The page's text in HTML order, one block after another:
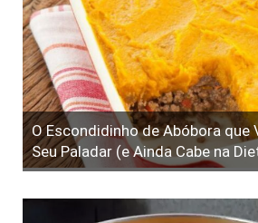
O Escondidinho de Abóbora que
Seu Paladar (e Ainda Cabe na